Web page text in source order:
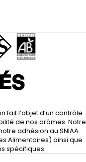
fait l’objet d’un contrôle
de nos arômes. Notre
adhésion au SNIAA
Alimentaires) ainsi que
spécifiques.